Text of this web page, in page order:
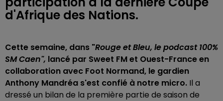
d'Afrique des Nations.
Cette semaine, dans "Rouge et Bleu, le podcast 100%
SM Caen", lancé par Sweet FM et Ouest-France en
collaboration avec Foot Normand, le gardien
Anthony Mandréa s'est confié à notre micro. Il a
dressé un bilan de la première partie de saison de